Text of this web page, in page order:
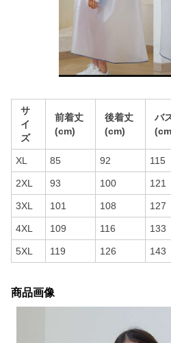
サ
イ
ズ
前着丈
(cm)
後着丈
(cm)
バ
XL 85 92 115
2XL 93 100 121
3XL 101 108 127
4XL 109 116 133
5XL 119 126 143
商品画像